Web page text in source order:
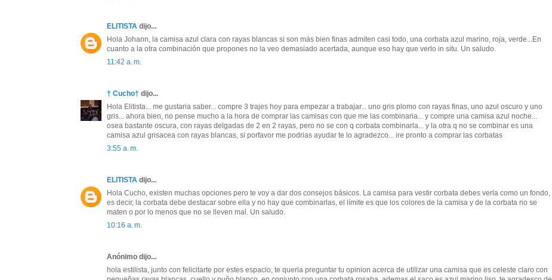
ELITISTA dijo...
Hola Johann, la camisa azul clara con rayas blancas si son más bien finas admiten casi todo, una corbata azul marino, roja, verde...En
cuanto a la otra combinación que propones no la veo demasiado acertada, aunque eso hay que verlo in situ. Un saludo.
11:42 a. m.
† Cucho† dijo...
Hola Elitista... me gustaria saber... compre 3 trajes hoy para empezar a trabajar... uno gris plomo con rayas finas, uno azul oscuro y uno
gris... ahora bien, no pense mucho a la hora de comprar las camisas con que me las combinaria... y compre una camisa azul noche...
osea bastante oscura, con rayas delgadas de 2 en 2 rayas, pero no se con q corbata combinarla... y la otra q no se combinar es una
camisa azul grisacea con rayas blancas, si porfavor me podrias ayudar te lo agradezco... ire pronto a comprar las corbatas
3:55 a. m.
ELITISTA dijo...
Hola Cucho, existen muchas opciones pero te voy a dar dos consejos básicos. La camisa para vestir corbata debes verla como un fondo,
es decir, la corbata debe destacar sobre ella y no hay que combinarlas, el límite es que los colores de la camisa y de la corbata no se
maten o por lo menos que no se lleven mal. Un saludo.
10:16 a. m.
Anónimo dijo...
hola estilista, junto con felicitarte por estes espacio, te queria preguntar tu opinion acerca de utilizar una camisa que es celeste claro con